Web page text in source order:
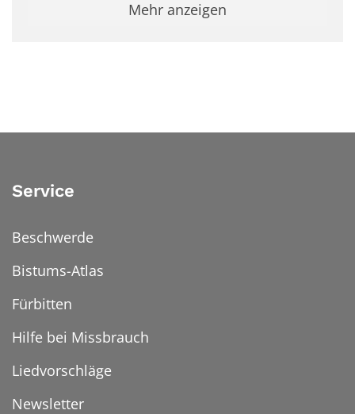
Mehr anzeigen
Service
Beschwerde
Bistums-Atlas
Fürbitten
Hilfe bei Missbrauch
Liedvorschläge
Newsletter